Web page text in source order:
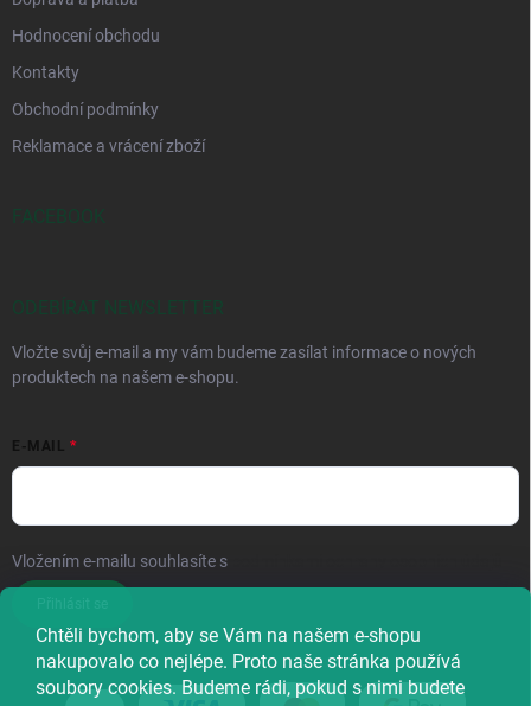
Chtěli bychom, aby se Vám na našem e-shopu
nakupovalo co nejlépe. Proto naše stránka používá
soubory cookies. Budeme rádi, pokud s nimi budete
Hodnocení obchodu
Kontakty
Obchodní podmínky
Reklamace a vrácení zboží
FACEBOOK
ODEBÍRAT NEWSLETTER
Vložte svůj e-mail a my vám budeme zasílat informace o nových
produktech na našem e-shopu.
E-MAIL
Vložením e-mailu souhlasíte s